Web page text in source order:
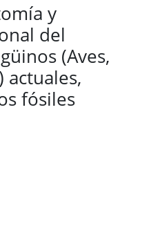
y
del
(Aves,
actuales,
fósiles